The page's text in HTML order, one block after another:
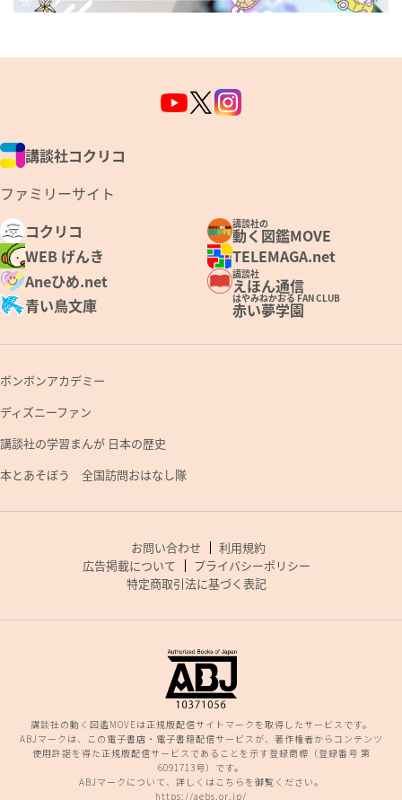
講談社コクリコ
ファミリーサイト
コクリコ
講談社の
動く図鑑MOVE
WEB げんき
TELEMAGA.net
Aneひめ.net
講談社
えほん通信
青い鳥文庫
はやみねかおる FAN CLUB
赤い夢学園
ボンボンアカデミー
ディズニーファン
講談社の学習まんが 日本の歴史
本とあそぼう 全国訪問おはなし隊
お問い合わせ
利用規約
広告掲載について
プライバシーポリシー
特定商取引法に基づく表記
講談社の動く図鑑MOVEは正規版配信サイトマークを取得したサービスです。
ABJマークは、この電子書店・電子書籍配信サービスが、著作権者からコンテンツ
使用許諾を得た正規版配信サービスであることを示す登録商標（登録番号 第
6091713号）です。
ABJマークについて、詳しくはこちらを御覧ください。
https://aebs.or.jp/